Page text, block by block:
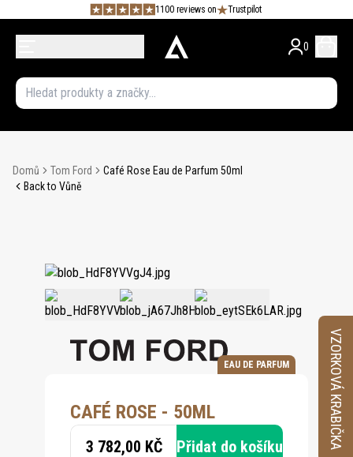
1100 reviews on Trustpilot
0
Domů Tom Ford
Café Rose Eau de Parfum 50ml
Back to Vůně
EAU DE PARFUM
CAFÉ ROSE - 50ML
3 782,00 KČ Přidat do košíku VZORKOVÁ KRABIČKA